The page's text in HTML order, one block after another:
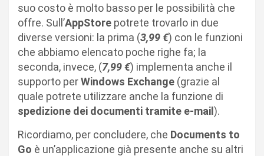
suo costo è molto basso per le possibilità che
offre. Sull’AppStore potrete trovarlo in due
diverse versioni: la prima (3,99 €) con le funzioni
che abbiamo elencato poche righe fa; la
seconda, invece, (7,99 €) implementa anche il
supporto perWindows Exchange (grazie al
quale potrete utilizzare anche la funzione di
spedizione dei documenti tramite e-mail ).
Ricordiamo, per concludere, che Documents to
Go è un’applicazione già presente anche su altri